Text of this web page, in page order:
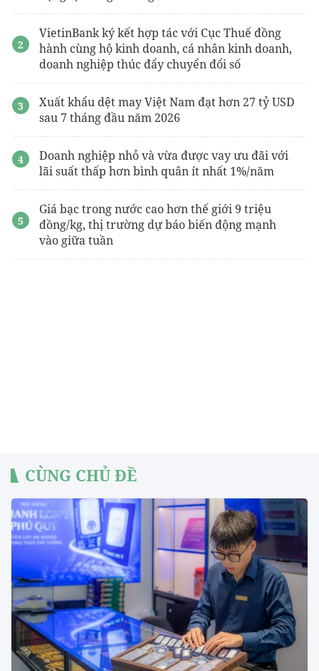
VietinBank ký kết hợp tác với Cục Thuế đồng
hành cùng hộ kinh doanh, cá nhân kinh doanh,
doanh nghiệp thúc đẩy chuyển đổi số
Xuất khẩu dệt may Việt Nam đạt hơn 27 tỷ USD
sau 7 tháng đầu năm 2026
Doanh nghiệp nhỏ và vừa được vay ưu đãi với
lãi suất thấp hơn bình quân ít nhất 1%/năm
Giá bạc trong nước cao hơn thế giới 9 triệu
đồng/kg, thị trường dự báo biến động mạnh
vào giữa tuần
CÙNG CHỦ ĐỀ